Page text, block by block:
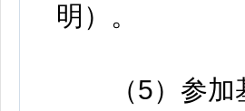
明）。
（5）参加基